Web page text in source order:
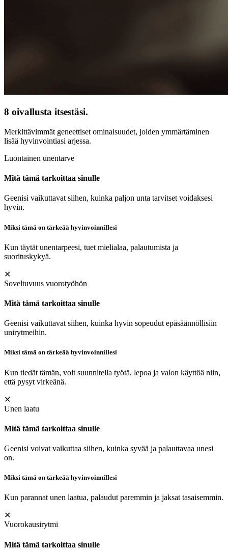
8 oivallusta itsestäsi.
Merkittävimmät geneettiset ominaisuudet, joiden ymmärtäminen
lisää hyvinvointiasi arjessa.
Luontainen unentarve
Mitä tämä tarkoittaa sinulle
Geenisi vaikuttavat siihen, kuinka paljon unta tarvitset voidaksesi
hyvin.
Miksi tämä on tärkeää hyvinvoinnillesi
Kun täytät unentarpeesi, tuet mielialaa, palautumista ja
suorituskykyä.
✕
Soveltuvuus vuorotyöhön
Mitä tämä tarkoittaa sinulle
Geenisi vaikuttavat siihen, kuinka hyvin sopeudut epäsäännöllisiin
unirytmeihin.
Miksi tämä on tärkeää hyvinvoinnillesi
Kun tiedät tämän, voit suunnitella työtä, lepoa ja valon käyttöä niin,
että pysyt virkeänä.
✕
Unen laatu
Mitä tämä tarkoittaa sinulle
Geenisi voivat vaikuttaa siihen, kuinka syvää ja palauttavaa unesi
on.
Miksi tämä on tärkeää hyvinvoinnillesi
Kun parannat unen laatua, palaudut paremmin ja jaksat tasaisemmin.
✕
Vuorokausirytmi
Mitä tämä tarkoittaa sinulle